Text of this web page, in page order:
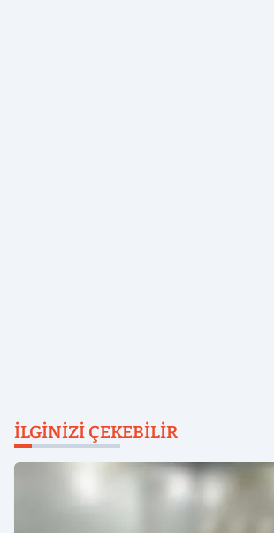
İLGINIZI ÇEKEBILIR